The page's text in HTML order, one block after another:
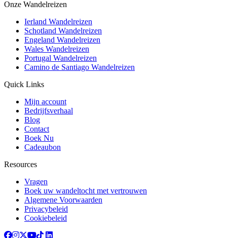
Onze Wandelreizen
Ierland Wandelreizen
Schotland Wandelreizen
Engeland Wandelreizen
Wales Wandelreizen
Portugal Wandelreizen
Camino de Santiago Wandelreizen
Quick Links
Mijn account
Bedrijfsverhaal
Blog
Contact
Boek Nu
Cadeaubon
Resources
Vragen
Boek uw wandeltocht met vertrouwen
Algemene Voorwaarden
Privacybeleid
Cookiebeleid